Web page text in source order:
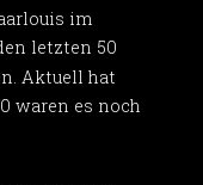
im
letzten 50
Aktuell hat
waren es noch